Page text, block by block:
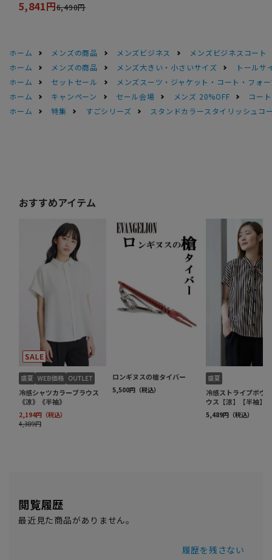
5,841円6,490円
ホーム メンズの商品 メンズビジネス
メンズビジネスコート
ホーム
メンズの商品 メンズ大きい・小さいサイズ
トールサ
ホーム
セットセール
メンズスーツ・ジャケット・コート・フォ
ホーム
キャンペーン セール会場 メンズ 20%OFF
コー
ホーム
特集 すごシリーズ スタンドカラースタイリッシュコ
閲覧履歴
最近見た商品がありません。
履歴を残さない